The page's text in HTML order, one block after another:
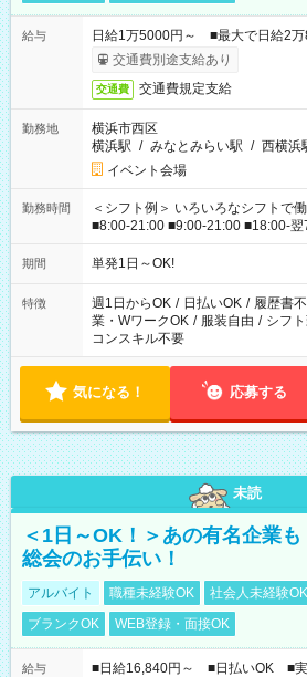
給与
日給1万5000円～ ■最大で日給2万
交通費別途支給あり
交通費 交通費規定支給
勤務地
横浜市西区
横浜駅 / みなとみらい駅 / 西横浜
イベント会場
勤務時間
＜シフト例＞ いろいろなシフトで
■8:00-21:00 ■9:00-21:00 ■18:00-
期間 単発1日～OK!
特徴 週1日からOK / 日払いOK / 履歴書
業・WワークOK / 服装自由 / シフ
コンスキル不要
気になる！ 応募する
未読
＜1日～OK！＞あの有名企業
総会のお手伝い！
アルバイト 職種未経験OK 社会人未経験OK
ブランクOK
WEB登録・面接OK
給与
■日給16,840円～ ■日払いOK ■実